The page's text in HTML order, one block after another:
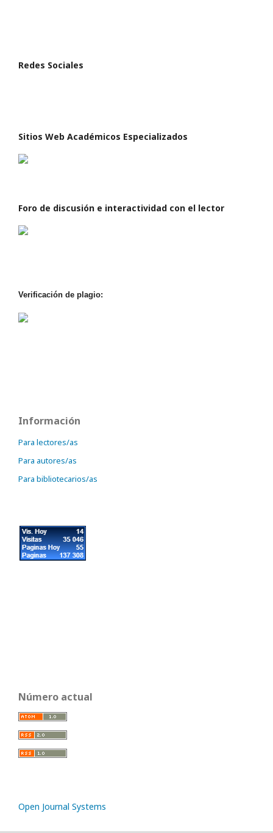
Redes Sociales
Sitios Web Académicos Especializados
Foro de discusión e interactividad con el lector
Verificación de plagio:
Información
Para lectores/as
Para autores/as
Para bibliotecarios/as
Número actual
Open Journal Systems